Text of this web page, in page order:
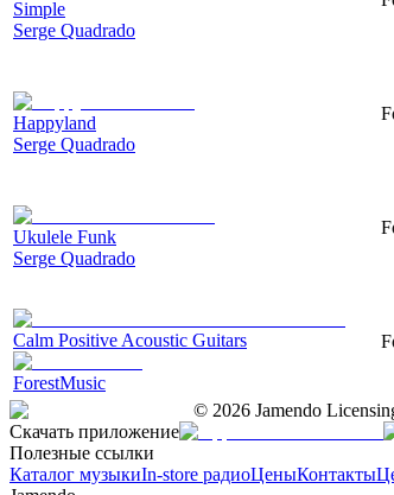
Simple
Serge Quadrado
Happyland
Serge Quadrado
Ukulele Funk
Serge Quadrado
Calm Positive Acoustic Guitars
ForestMusic
© 2026 Jamendo
Скачать приложение
Полезные ссылки
Каталог музыкиIn-store радиоЦеныКонтакты